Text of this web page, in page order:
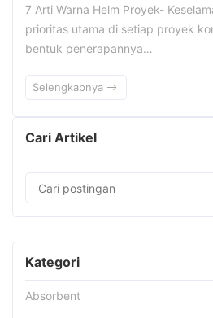
7 Arti Warna Helm Proyek-
prioritas utama di setiap proyek
bentuk penerapannya…
Selengkapnya
Cari Artikel
Kategori
Absorbent